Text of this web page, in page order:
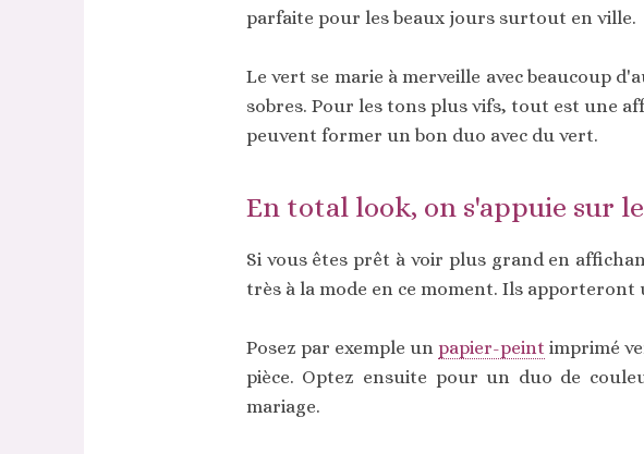
parfaite pour les beaux jours surtout en ville.
Le vert se marie à merveille avec beaucoup
sobres. Pour les tons plus vifs, tout est une
peuvent former un bon duo avec du vert.
En total look, on s'appuie sur
Si vous êtes prêt à voir plus grand en
très à la mode en ce moment. Ils
Posez par exemple un papier-peint imprimé
pièce. Optez ensuite pour un duo de
mariage.